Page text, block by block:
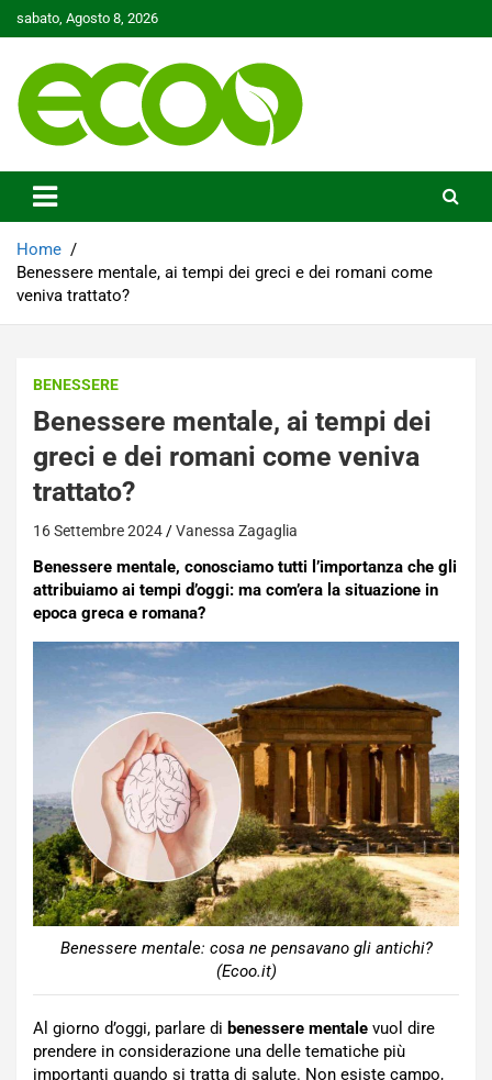
to
sabato, Agosto 8, 2026
Ecoo.it
Home
Benessere mentale, ai tempi dei greci e dei romani come
veniva trattato?
BENESSERE
Benessere mentale, ai tempi dei
greci e dei romani come veniva
trattato?
16 Settembre 2024 Vanessa Zagaglia
Benessere mentale, conosciamo tutti l’importanza che gli
attribuiamo ai tempi d’oggi: ma com’era la situazione in
epoca greca e romana?
Benessere mentale: cosa ne pensavano gli antichi?
(Ecoo.it)
Al giorno d’oggi, parlare di benessere mentale vuol dire
prendere in considerazione una delle tematiche più
importanti quando si tratta di salute. Non esiste campo,